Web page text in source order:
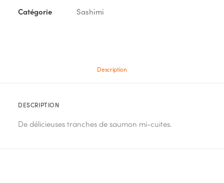
saumon
Catégorie Sashimi
Description
DESCRIPTION
De délicieuses tranches de saumon mi-cuites.